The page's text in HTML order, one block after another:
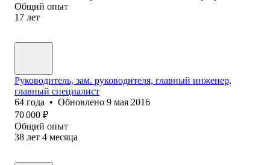
Общий опыт
17 лет
Руководитель, зам. руководителя, главный инженер,
главный специалист
64 года • Обновлено 9 мая 2016
70 000 ₽
Общий опыт
38 лет 4 месяца